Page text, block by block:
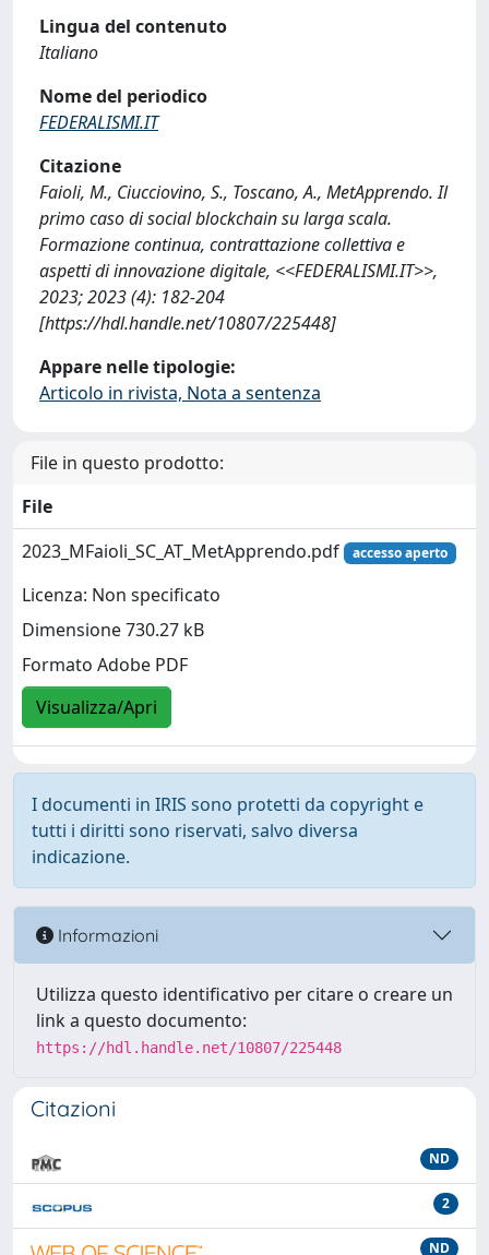
Lingua del contenuto
Italiano
Nome del periodico
FEDERALISMI.IT
Citazione
Faioli, M., Ciucciovino, S., Toscano, A., MetApprendo. Il
primo caso di social blockchain su larga scala.
Formazione continua, contrattazione collettiva e
aspetti di innovazione digitale, <<FEDERALISMI.IT>>,
2023; 2023 (4): 182-204
[https://hdl.handle.net/10807/225448]
Appare nelle tipologie:
Articolo in rivista, Nota a sentenza
File in questo prodotto:
File
2023_MFaioli_SC_AT_MetApprendo.pdf
accesso aperto
Licenza: Non specificato
Dimensione 730.27 kB
Formato Adobe PDF
Visualizza/Apri
I documenti in IRIS sono protetti da copyright e
tutti i diritti sono riservati, salvo diversa
indicazione.
Informazioni
Utilizza questo identificativo per citare o creare un
link a questo documento:
https://hdl.handle.net/10807/225448
Citazioni
ND
2
ND